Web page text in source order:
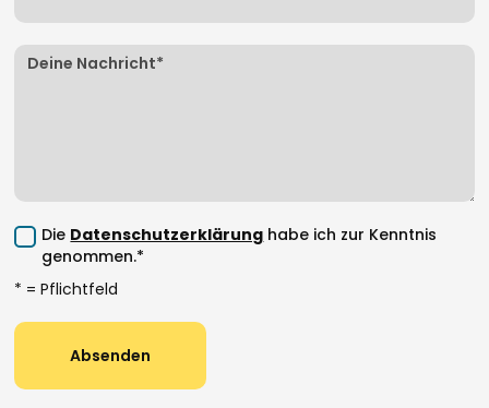
Die Datenschutzerklärung habe ich zur Kenntnis
genommen.*
* = Pflichtfeld